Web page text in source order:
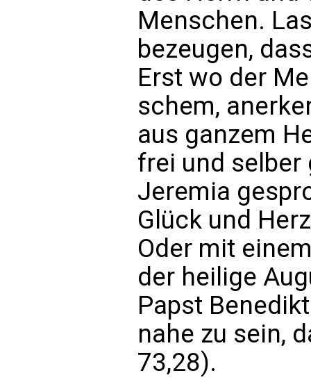
Menschen.
bezeugen,
Erst wo der
schem,
aus ganzem
frei und
Jeremia
Glück und
Oder mit
der heilige
Papst
nahe zu sein,
73,28).